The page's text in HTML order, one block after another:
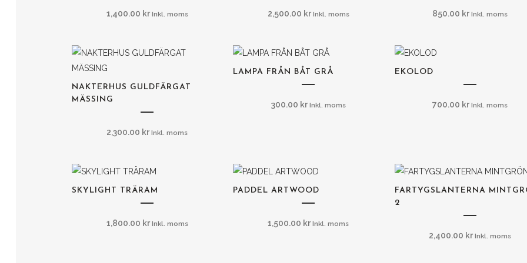
1,400.00 kr Inkl. moms 2,500.00 kr Inkl. moms 850.00 kr Inkl. moms
NAKTERHUS GULDFÄRGAT
MÄSSING
2,300.00 kr Inkl. moms
LAMPA FRÅN BÅT GRÅ
300.00 kr Inkl. moms
EKOLOD
700.00 kr Inkl. moms
SKYLIGHT TRÄRAM
1,800.00 kr Inkl. moms
PADDEL ARTWOOD
1,500.00 kr Inkl. moms
FARTYGSLANTERNA
2
2,400.00 kr Inkl. moms